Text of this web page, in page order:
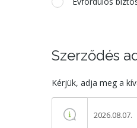
Szerződés
Kérjük, adja meg a